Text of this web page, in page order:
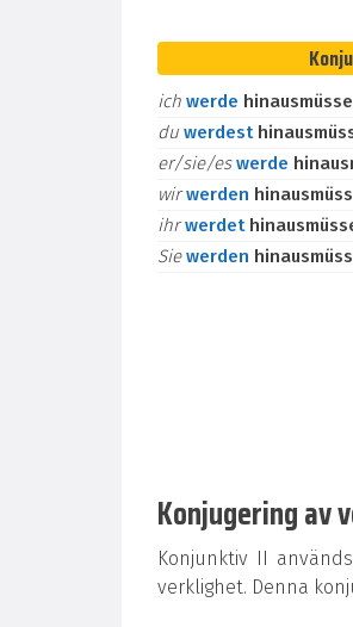
ich werde
du werdest
er/sie/eswerde
wirwerden
ihrwerdet
Siewerden
Konjugering av
Konjunktiv II
verklighet. Denna